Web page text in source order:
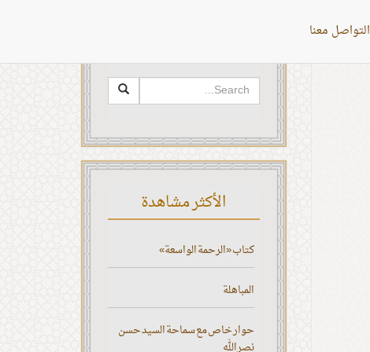
التواصل معنا
الأكثر مشاهدة
كتاب «الرحمة الواسعة»
المباهلة
حوار خاص مع سماحة السيد حسن
نصر الله